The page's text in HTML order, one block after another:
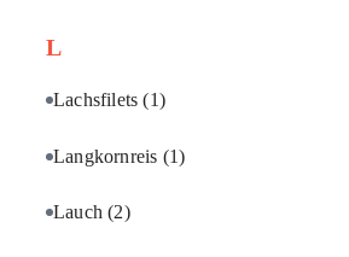
L
Lachsfilets(1)
Langkornreis (1)
Lauch(2)